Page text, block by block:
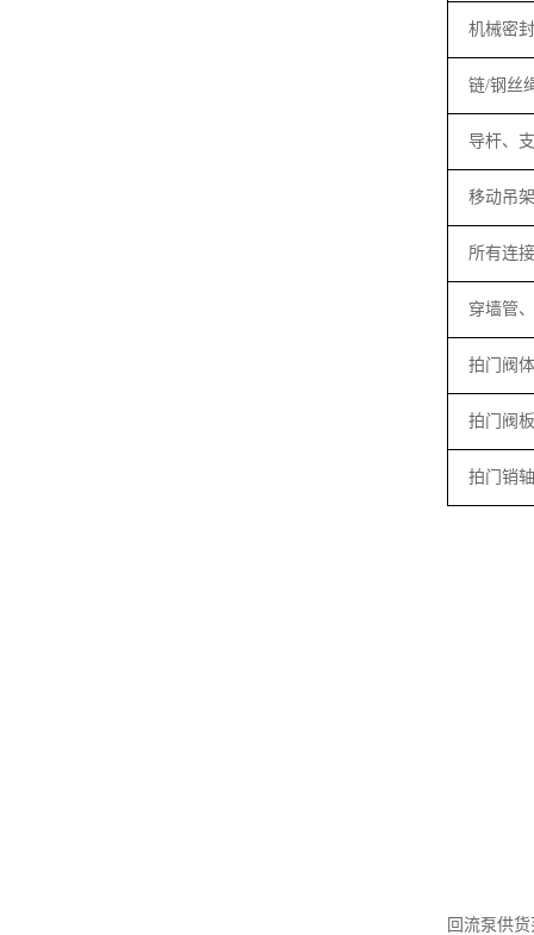
机械密封
链/钢丝
导杆、
移动吊
所有连
穿墙管
拍门阀体
拍门阀板
拍门销轴
回流泵供